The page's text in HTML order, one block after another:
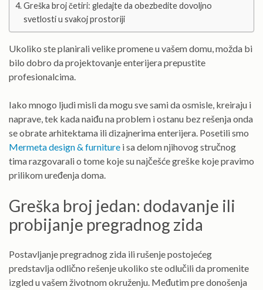
Greška broj četiri: gledajte da obezbedite dovoljno
svetlosti u svakoj prostoriji
Ukoliko ste planirali velike promene u vašem domu, možda bi
bilo dobro da projektovanje enterijera prepustite
profesionalcima.
Iako mnogo ljudi misli da mogu sve sami da osmisle, kreiraju i
naprave, tek kada naiđu na problem i ostanu bez rešenja onda
se obrate arhitektama ili dizajnerima enterijera. Posetili smo
Mermeta design & furniture i sa delom njihovog stručnog
tima razgovarali o tome koje su najčešće greške koje pravimo
prilikom uređenja doma.
Greška broj jedan: dodavanje ili
probijanje pregradnog zida
Postavljanje pregradnog zida ili rušenje postojećeg
predstavlja odlično rešenje ukoliko ste odlučili da promenite
izgled u vašem životnom okruženju. Međutim pre donošenja